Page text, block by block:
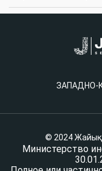
ЗАПАДНО-
© 2024 Жайық
Министерство